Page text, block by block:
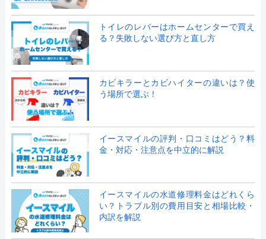
トイレのレバーはホームセンターで買え
る？失敗しない選び方と直し方
カビキラーとカビハイターの違いは？使
う場所で選ぶ！
イースマイルの評判・口コミはどう？料
金・対応・注意点を中立的に解説
イースマイルの水道修理料金はどれくら
い？トラブル別の費用目安と相場比較・
内訳を解説